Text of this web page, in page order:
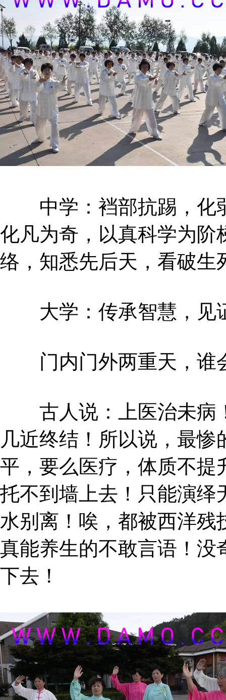
中学：裆部抗踢，化
化凡为奇，以真科学为阶
络，知悉先后天，看破生
大学：传承智慧，见
门内门外两重天，谁
古人说：上医治未病
几近终结！所以说，最
平，要么医疗，体质不提
托不到墙上去！只能演绎
水别离！唉，都被西洋残
真能养生的不敢言语！没
下去！